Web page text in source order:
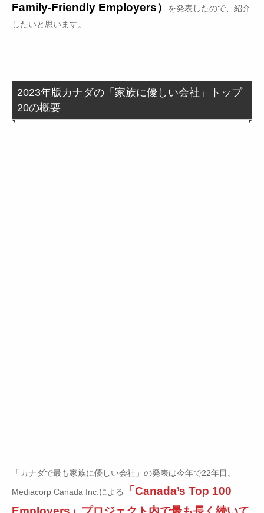
Family-Friendly Employers）
を発表したので、紹介
したいと思います。
2023年版カナダの「家族に優しい会社」トップ
20の概要
「カナダで最も家族に優しい会社」の発表は今年で22年目。
Mediacorp Canada Inc.による
「Canada’s Top 100